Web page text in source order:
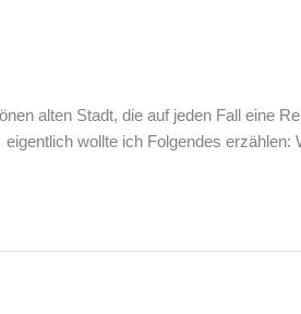
alten Stadt, die auf jeden Fall eine
wollte ich Folgendes